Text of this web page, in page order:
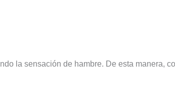
la sensación de hambre. De esta manera,